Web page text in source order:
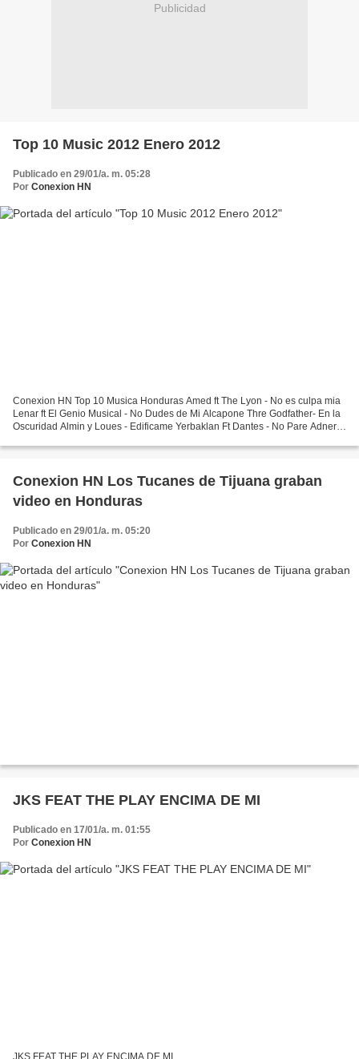
Publicidad
Top 10 Music 2012 Enero 2012
Publicado en 29/01/a. m. 05:28
Por Conexion HN
Conexion HN Top 10 Musica Honduras Amed ft The Lyon - No es culpa mia
Lenar ft El Genio Musical - No Dudes de Mi Alcapone Thre Godfather- En la
Oscuridad Almin y Loues - Edificame Yerbaklan Ft Dantes - No Pare Adner
Conexion HN Los Tucanes de Tijuana graban
video en Honduras
Publicado en 29/01/a. m. 05:20
Por Conexion HN
JKS FEAT THE PLAY ENCIMA DE MI
Publicado en 17/01/a. m. 01:55
Por Conexion HN
JKS FEAT THE PLAY ENCIMA DE MI